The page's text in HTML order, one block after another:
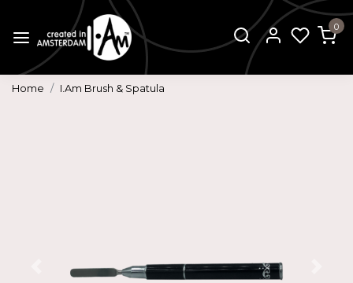
0
Home I.Am Brush & Spatula
Vorige